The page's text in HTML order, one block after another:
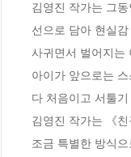
김영진 작가는 그
선으로 담아 현실
사귀면서 벌어지는
아이가 앞으로는
다 처음이고 서툴
김영진 작가는 《
조금 특별한 방식